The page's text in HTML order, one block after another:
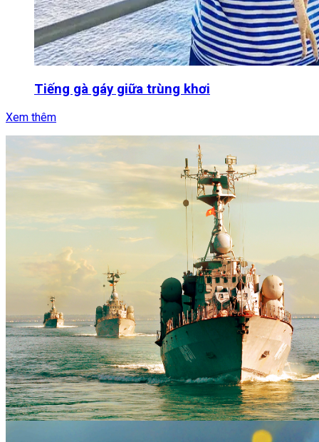
Tiếng gà gáy giữa trùng khơi
Xem thêm